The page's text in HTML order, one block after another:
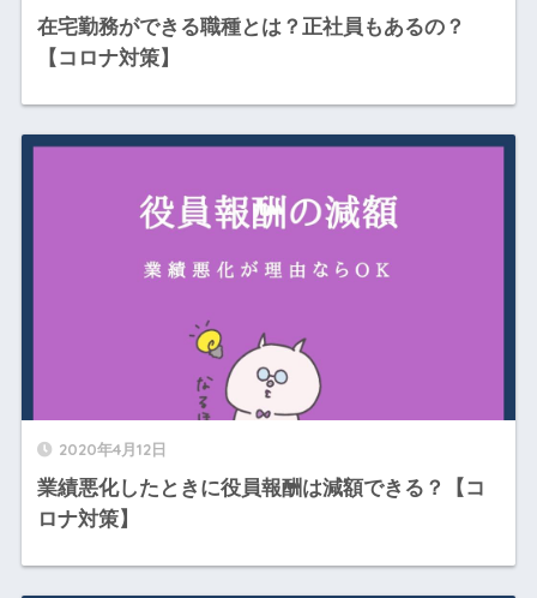
在宅勤務ができる職種とは？正社員もあるの？
【コロナ対策】
2020年4月12日
業績悪化したときに役員報酬は減額できる？【コ
ロナ対策】